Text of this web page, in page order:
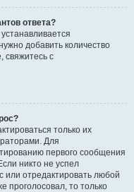
ответа?
добавить количество
свяжитесь с
только их
Для
первого сообщения
никто не успел
или отредактировать любой
проголосовал, то только